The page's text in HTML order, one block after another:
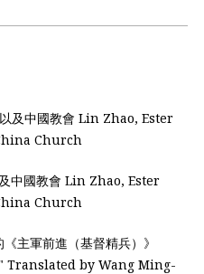
及中國教會 Lin Zhao, Ester
Church
中國教會 Lin Zhao, Ester
Church
主軍前進（基督精兵）》
by Wang Ming-